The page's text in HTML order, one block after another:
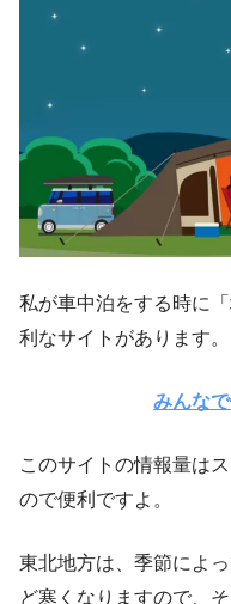
私が車中泊をする時に
利なサイトがあります。
みんな
このサイトの情報量は
ので便利ですよ。
東北地方は、季節によ
ど寒くなりますので、